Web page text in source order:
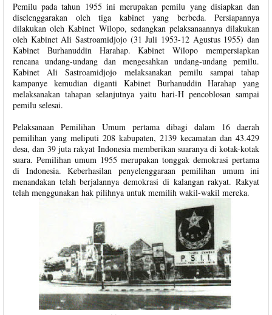
Pemilu pada tahun 1955 ini merupakan pemilu yang disiapkan dan
diselenggarakan oleh tiga kabinet yang berbeda. Persiapannya
dilakukan oleh Kabinet Wilopo, sedangkan pelaksanaannya dilakukan
oleh Kabinet Ali Sastroamidjojo (31 Juli 1953-12 Agustus 1955) dan
Kabinet Burhanuddin Harahap. Kabinet Wilopo mempersiapkan
rencana undang-undang dan mengesahkan undang-undang pemilu.
Kabinet Ali Sastroamidjojo melaksanakan pemilu sampai tahap
kampanye kemudian diganti Kabinet Burhanuddin Harahap yang
melaksanakan tahapan selanjutnya yaitu hari-H pencoblosan sampai
pemilu selesai.
Pelaksanaan Pemilihan Umum pertama dibagi dalam 16 daerah
pemilihan yang meliputi 208 kabupaten, 2139 kecamatan dan 43.429
desa, dan 39 juta rakyat Indonesia memberikan suaranya di kotak-kotak
suara. Pemilihan umum 1955 merupakan tonggak demokrasi pertama
di Indonesia. Keberhasilan penyelenggaraan pemilihan umum ini
menandakan telah berjalannya demokrasi di kalangan rakyat. Rakyat
telah menggunakan hak pilihnya untuk memilih wakil-wakil mereka.